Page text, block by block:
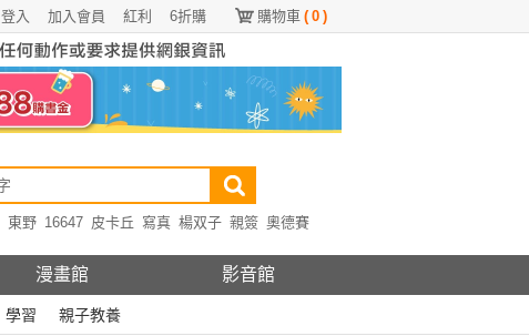
購物車 ( 0 )
6折購
紅利
加入會員
登入
東野 16647 皮卡丘 寫真 楊双子 親簽 奧德賽
漫畫館 影音館
學習 親子教養